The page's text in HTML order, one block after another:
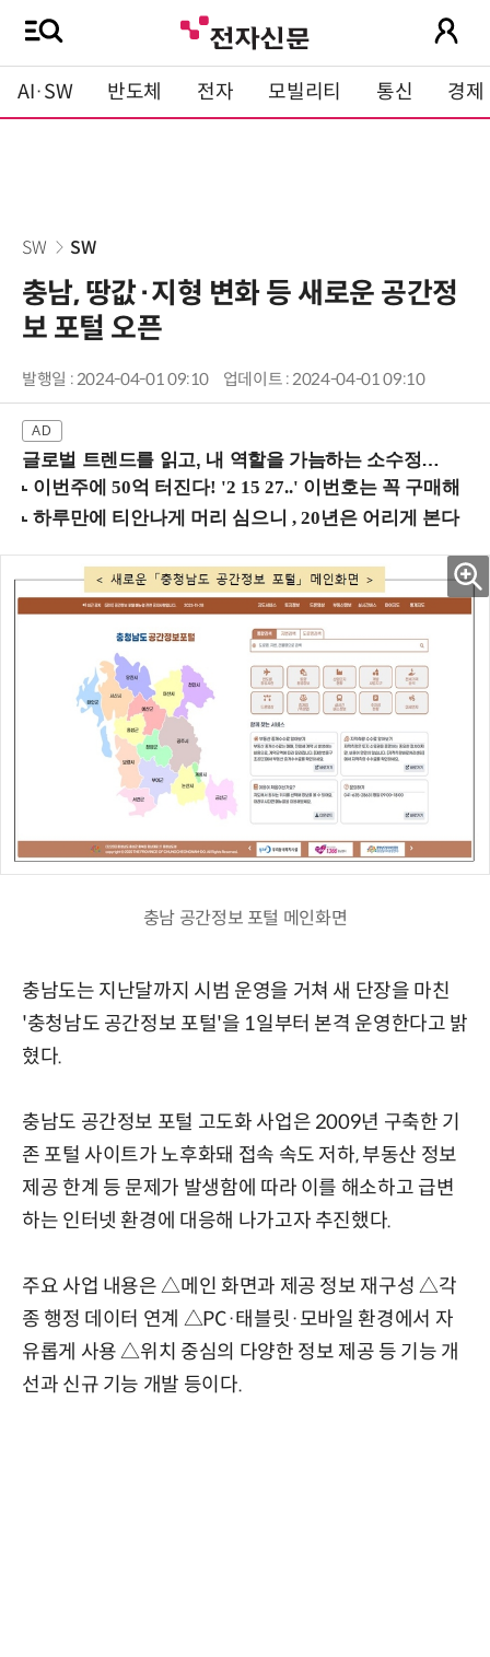
AI·SW 반도체 전자 모빌리티 통신 경제
SW SW
충남, 땅값·지형 변화 등 새로운 공간정
보 포털 오픈
발행일 : 2024-04-01 09:10 업데이트 : 2024-04-01 09:10
글로벌 트렌드를 읽고, 내 역할을 가늠하는 소수정예 실습 워크숍 (8/28 신논현역)
충남 공간정보 포털 메인화면
충남도는 지난달까지 시범 운영을 거쳐 새 단장을 마친
'충청남도 공간정보 포털'을 1일부터 본격 운영한다고 밝
혔다.
충남도 공간정보 포털 고도화 사업은 2009년 구축한 기
존 포털 사이트가 노후화돼 접속 속도 저하, 부동산 정보
제공 한계 등 문제가 발생함에 따라 이를 해소하고 급변
하는 인터넷 환경에 대응해 나가고자 추진했다.
주요 사업 내용은 △메인 화면과 제공 정보 재구성 △각
종 행정 데이터 연계 △PC·태블릿·모바일 환경에서 자
유롭게 사용 △위치 중심의 다양한 정보 제공 등 기능 개
선과 신규 기능 개발 등이다.